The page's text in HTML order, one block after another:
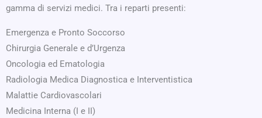
gamma di servizi medici. Tra i reparti presenti:
Emergenza e Pronto Soccorso
Chirurgia Generale e d’Urgenza
Oncologia ed Ematologia
Radiologia Medica Diagnostica e Interventistica
Malattie Cardiovascolari
Medicina Interna (I e II)